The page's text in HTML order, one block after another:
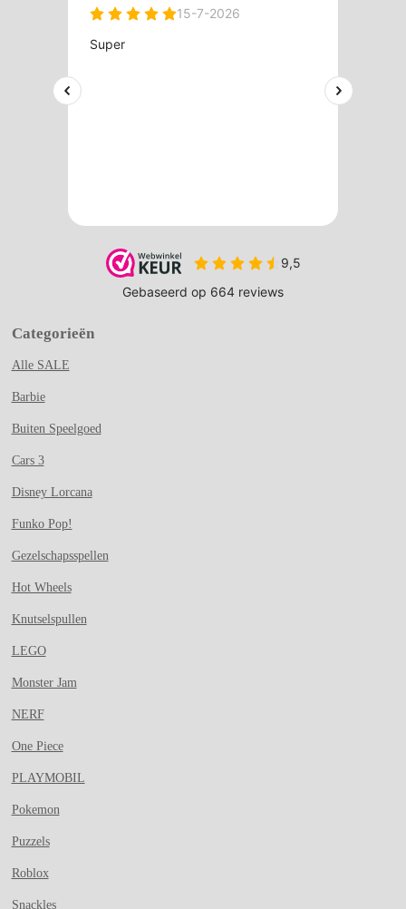
Categorieën
Alle SALE
Barbie
Buiten Speelgoed
Cars 3
Disney Lorcana
Funko Pop!
Gezelschapsspellen
Hot Wheels
Knutselspullen
LEGO
Monster Jam
NERF
One Piece
PLAYMOBIL
Pokemon
Puzzels
Roblox
Snackles